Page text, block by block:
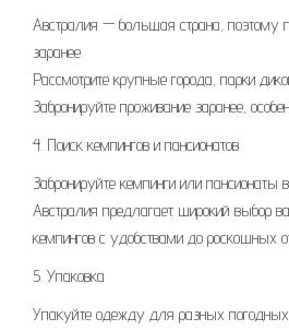
Австралия — большая страна, поэтому
заранее.
Рассмотрите крупные города, парки
Забронируйте проживание заранее,
4. Поиск кемпингов и пансионатов
Забронируйте кемпинги или
Австралия предлагает широкий выбор
кемпингов с удобствами до роскошных
5. Упаковка
Упакуйте одежду для разных погодных